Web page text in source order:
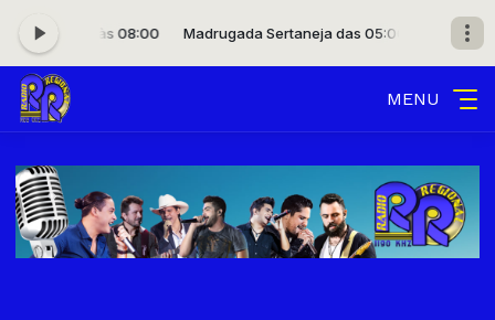
05:00 às 08:00 Madrugada Sertaneja das 05:00 às 08:00
MENU